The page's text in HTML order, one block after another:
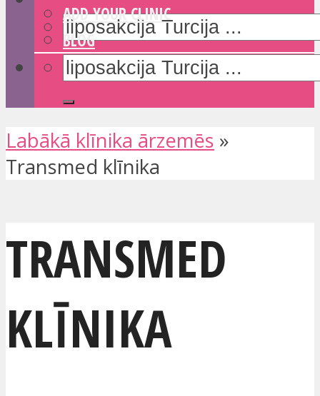
ADD YOUR CLINIC
BLOG
Labākā klīnika ārzemēs »
Transmed klīnika
TRANSMED
KLĪNIKA